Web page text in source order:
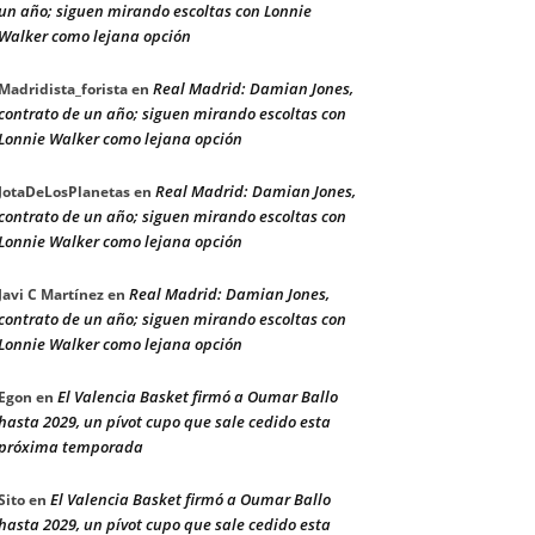
año; siguen mirando escoltas con Lonnie
Walker como lejana opción
Madridista_foristaen Real Madrid: Damian Jones,
de un año; siguen mirando escoltas con
Walker como lejana opción
JotaDeLosPlanetasen Real Madrid: Damian Jones,
de un año; siguen mirando escoltas con
Walker como lejana opción
Javi C Martínezen Real Madrid: Damian Jones,
de un año; siguen mirando escoltas con
Walker como lejana opción
Egon en El Valencia Basket firmó a Oumar Ballo
2029, un pívot cupo que sale cedido esta
temporada
en El Valencia Basket firmó a Oumar Ballo
2029, un pívot cupo que sale cedido esta